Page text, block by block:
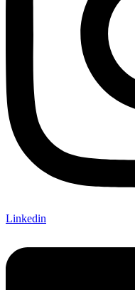
Linkedin